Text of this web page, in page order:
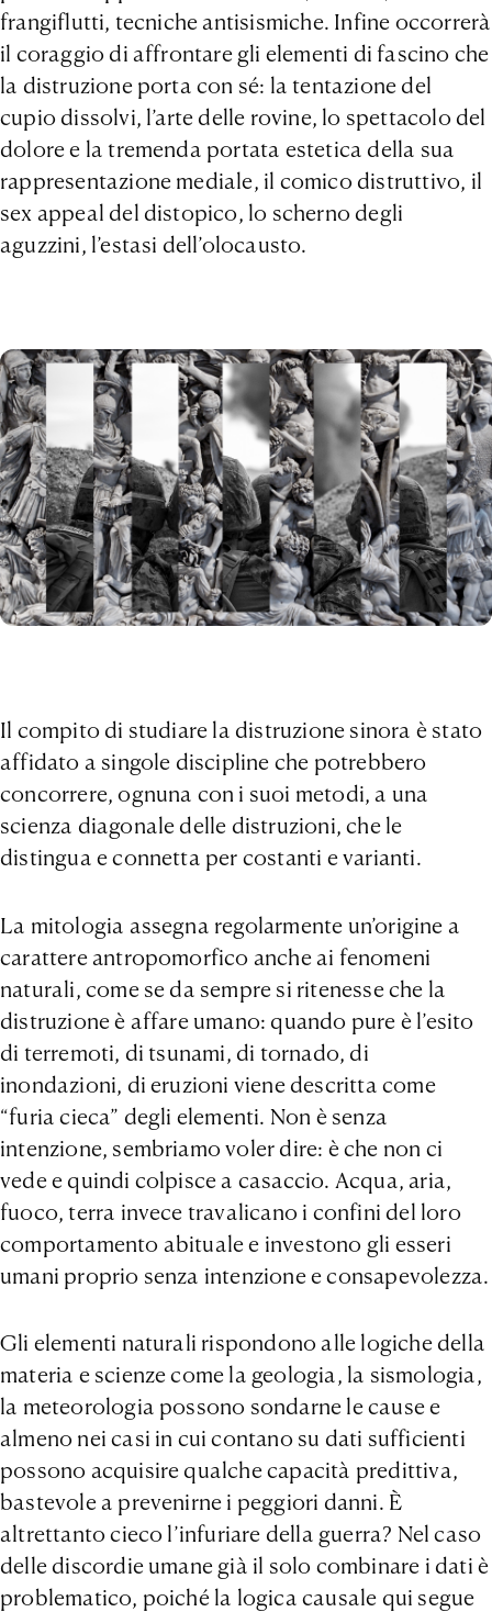
frangiflutti, tecniche antisismiche. Infine occorrerà
il coraggio di affrontare gli elementi di fascino che
la distruzione porta con sé: la tentazione del
cupio dissolvi, l’arte delle rovine, lo spettacolo del
dolore e la tremenda portata estetica della sua
rappresentazione mediale, il comico distruttivo, il
sex appeal del distopico, lo scherno degli
aguzzini, l’estasi dell’olocausto.
Il compito di studiare la distruzione sinora è stato
affidato a singole discipline che potrebbero
concorrere, ognuna con i suoi metodi, a una
scienza diagonale delle distruzioni, che le
distingua e connetta per costanti e varianti.
La mitologia assegna regolarmente un’origine a
carattere antropomorfico anche ai fenomeni
naturali, come se da sempre si ritenesse che la
distruzione è affare umano: quando pure è l’esito
di terremoti, di tsunami, di tornado, di
inondazioni, di eruzioni viene descritta come
“furia cieca” degli elementi. Non è senza
intenzione, sembriamo voler dire: è che non ci
vede e quindi colpisce a casaccio. Acqua, aria,
fuoco, terra invece travalicano i confini del loro
comportamento abituale e investono gli esseri
umani proprio senza intenzione e consapevolezza.
Gli elementi naturali rispondono alle logiche della
materia e scienze come la geologia, la sismologia,
la meteorologia possono sondarne le cause e
almeno nei casi in cui contano su dati sufficienti
possono acquisire qualche capacità predittiva,
bastevole a prevenirne i peggiori danni. È
altrettanto cieco l’infuriare della guerra? Nel caso
delle discordie umane già il solo combinare i dati è
problematico, poiché la logica causale qui segue